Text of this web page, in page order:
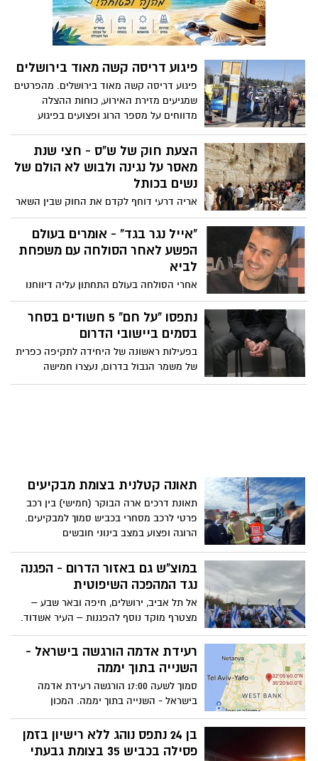
פיגוע דריסה קשה מאוד בירושלים
פיגוע דריסה קשה מאוד בירושלים. מהפרטים
שמגיעים מזירת האירוע, כוחות ההצלה
מדווחים על מספר הרוג ופצועים בפיגוע
הצעת חוק של ש"ס - חצי שנת
מאסר על נגינה ולבוש לא הולם של
נשים בכותל
אריה דרעי דוחף לקדם את החוק שבין השאר
קובע - איסור הכנסת ספר תורה או לבישת
טלית ותפילין בעזרת הנשים, לצד עונשים
עבור אנשים שבאים בלבוש לא צנוע, או עבור
אלו שעורכים "טקס, לרבות טקס דתי, שלא על
המתפללים כלפי המקום". עוד נקבעו איסורים
ללא אישור של רב הכותל, וגם נגינה בכלי נגינה
או השמעת מוזיקה בכותל יהיו עבירות שדינן
מאסר. נתניהו הגיב : "שוחחתי גם עם חבריי,
ראשי הסיעות, ומקובל על כולם שהחוק לא
"אייל נגר בגד" - אומרים בעולם
הפשע לאחר הסולחה עם משפחת
לביא
אחרי הסולחה בעולם התחתון עליה דיווחנו
כאן ביישובניק נט, מסתבר שיש מי שמסרב
לקבל את המצב החדש. עבריינים המקורבים
לעבריין האשדודי הבכיר, אייל נגר, זועמים על
מרחובות, עמוס לביא, והגדירו את זה כלא
נתפסו "על חם" 5 חשודים בסחר
בסמים ביישובי הדרום
בפעילות ראשונה של היחידה לתקיפה כפרית
של משמר הגבול בדרום, נעצרו חמישה
חשודים, נתפסו סמים, חולטו כלי רכב וכסף
תאונה קטלנית בצומת מבקיעים
תאונת דרכים ארה הבוקר (חמישי) בין רכב
פרטי לרכב מסחרי בכביש סמוך למבקיעים.
הרוגה ופצוע במצב בינוני חובשים
החולים פצוע בן 40
במוצ"ש גם באזור הדרום - הפגנה
נגד המהפכה השיפוטית
אל תל אביב, ירושלים, חיפה ובאר שבע –
מצטרף מוקד נוסף להפגנות – העיר אשדוד.
תושבי אשדוד והסביבה שמחפשים להפגין
באזור הקרוב לביתם, יוכלו לעשות זאת מול
במה מסודרת ויש גם חנייה צמודה
רעידת אדמה הורגשה בישראל -
השנייה בתוך יממה
סמוך לשעה 17:00 הורגשה רעידת אדמה
בישראל - השנייה בתוך יממה. המכון
הגיאולוגי מסר כי עוצמת הרעידה הייתה 3.3,
המוקד - לא רחוק מאריאל, סמוך למוקד
הרעידה שהתרחשה אמש
בן 24 נתפס נוהג ללא רישיון בזמן
פסילה בכביש 35 בצומת גבעתי